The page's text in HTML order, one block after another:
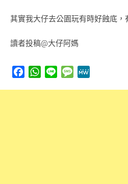
其實我大仔去公園玩有時好蝕底
讀者投稿@大仔阿媽
FacebookWhatsApp
Line Message